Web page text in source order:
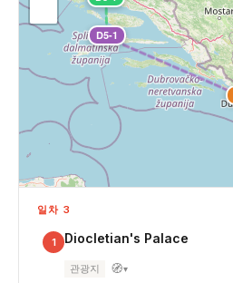
D5-1
일차 3
1 Diocletian's Palace
관광지 🧭▾